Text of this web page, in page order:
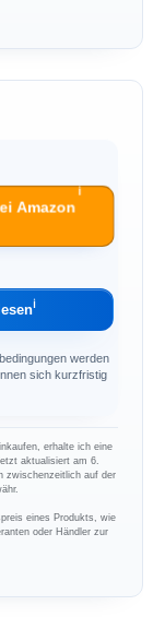
Amazon
ℹ︎
ℹ︎
werden
sich kurzfristig
erhalte ich eine
aktualisiert am 6.
zwischenzeitlich auf der
eines Produkts, wie
oder Händler zur